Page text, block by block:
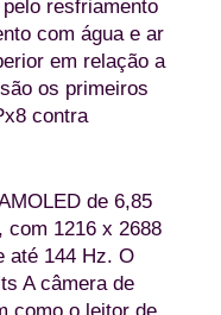
resfriamento
com água e ar
em relação a
os primeiros
contra
de 6,85
com 1216 x 2688
até 144 Hz. O
A câmera de
como o leitor de